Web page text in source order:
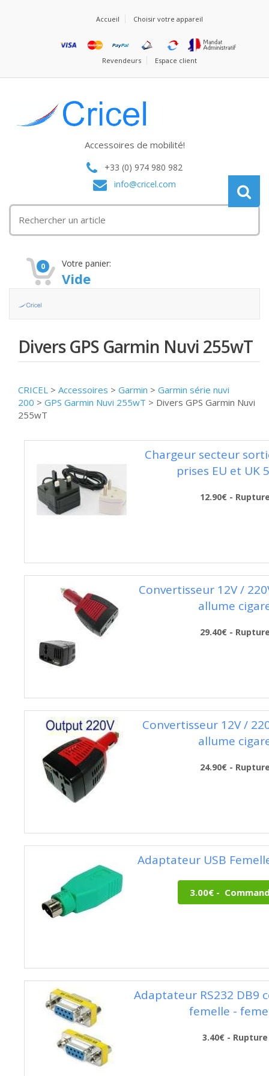
Accueil Choisir votre appareil
Revendeurs Espace client
Accessoires de mobilité!
+33 (0) 974 980 982
info@cricel.com
0 Votre panier:
Vide
Divers GPS Garmin Nuvi 255wT
CRICEL > Accessoires > Garmin > Garmin série nuvi
200 > GPS Garmin Nuvi 255wT > Divers GPS Garmin Nuvi
255wT
Chargeur secteur
prises EU et UK
12.90€ -
Convertisseur 12V /
allume
29.40€ -
Convertisseur 12V /
allume
24.90€ -
Adaptateur USB
Adaptateur RS232 DB9
femelle -
3.40€ - Rupture